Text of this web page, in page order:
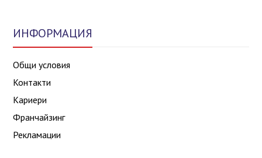
ИНФОРМАЦИЯ
Общи условия
Контакти
Кариери
Франчайзинг
Рекламации